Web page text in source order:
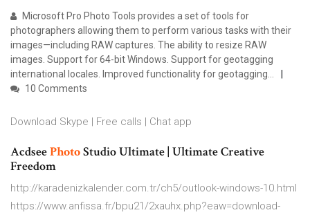
Microsoft Pro Photo Tools provides a set of tools for
photographers allowing them to perform various tasks with their
images—including RAW captures. The ability to resize RAW
images. Support for 64-bit Windows. Support for geotagging
international locales. Improved functionality for geotagging...
10 Comments
Download Skype | Free calls | Chat app
AcdseePhotoStudio Ultimate | Ultimate Creative
Freedom
http://karadenizkalender.com.tr/ch5/outlook-windows-10.html
https://www.anfissa.fr/bpu21/2xauhx.php?eaw=download-